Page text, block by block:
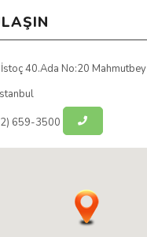
İstoç 40.Ada No:20 Mahmutbey
659-3500